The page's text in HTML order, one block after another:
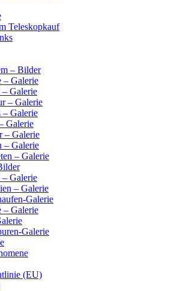
Teleskopkauf
– Bilder
– Galerie
Galerie
– Galerie
– Galerie
Galerie
– Galerie
– Galerie
– Galerie
– Galerie
– Galerie
Galerie
– Galerie
Galerie
(EU)